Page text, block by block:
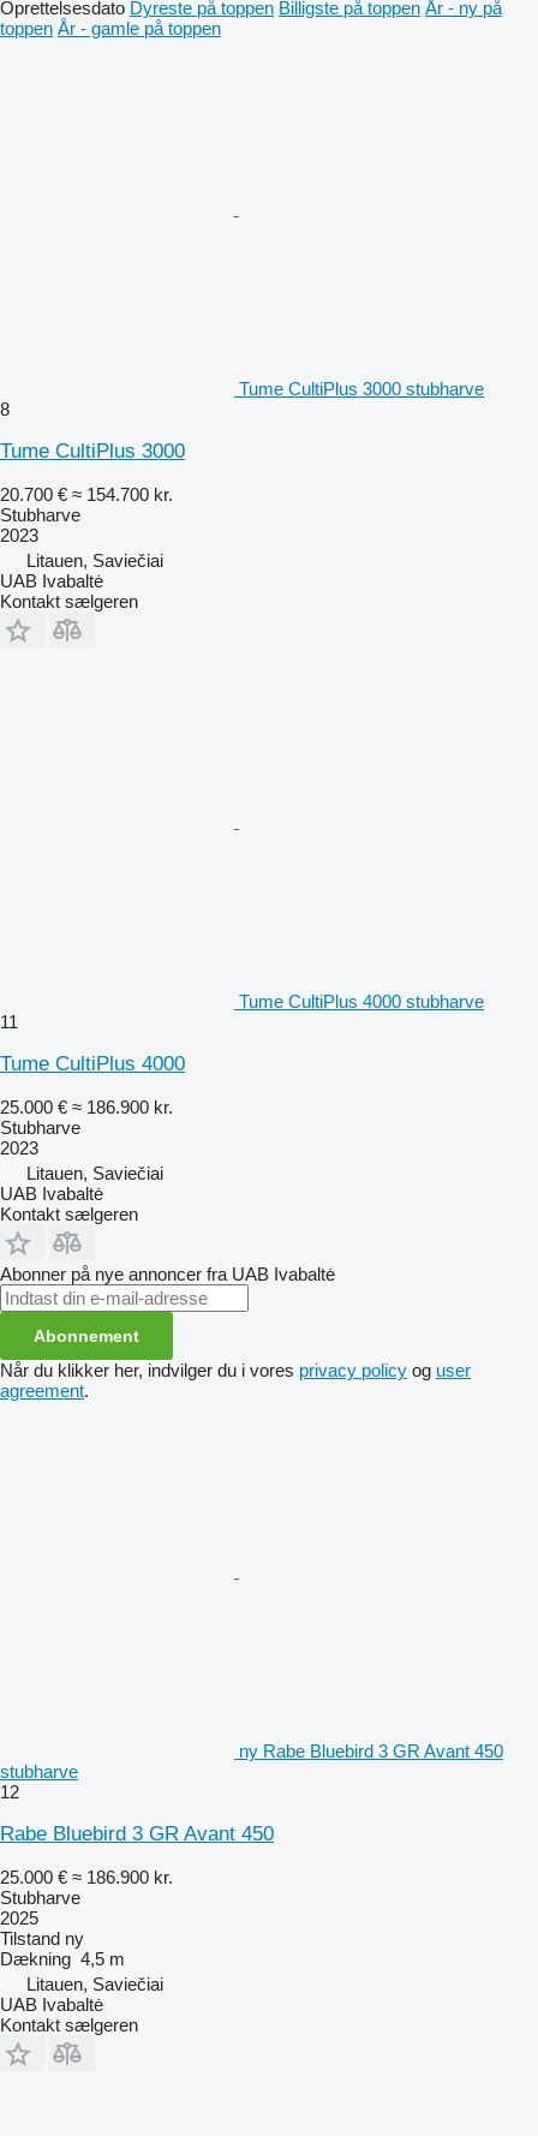
Oprettelsesdato Dyreste på toppen Billigste på toppen År - ny på
toppen År - gamle på toppen
Tume CultiPlus 3000 stubharve
8
Tume CultiPlus 3000
20.700 € ≈ 154.700 kr.
Stubharve
2023
Litauen, Saviečiai
UAB Ivabaltė
Kontakt sælgeren
Tume CultiPlus 4000 stubharve
11
Tume CultiPlus 4000
25.000 € ≈ 186.900 kr.
Stubharve
2023
Litauen, Saviečiai
UAB Ivabaltė
Kontakt sælgeren
Abonner på nye annoncer fra UAB Ivabaltė
Abonnement
Når du klikker her, indvilger du i vores privacy policy og user
agreement.
ny Rabe Bluebird 3 GR Avant 450
stubharve
12
Rabe Bluebird 3 GR Avant 450
25.000 € ≈ 186.900 kr.
Stubharve
2025
Tilstand ny
Dækning 4,5 m
Litauen, Saviečiai
UAB Ivabaltė
Kontakt sælgeren